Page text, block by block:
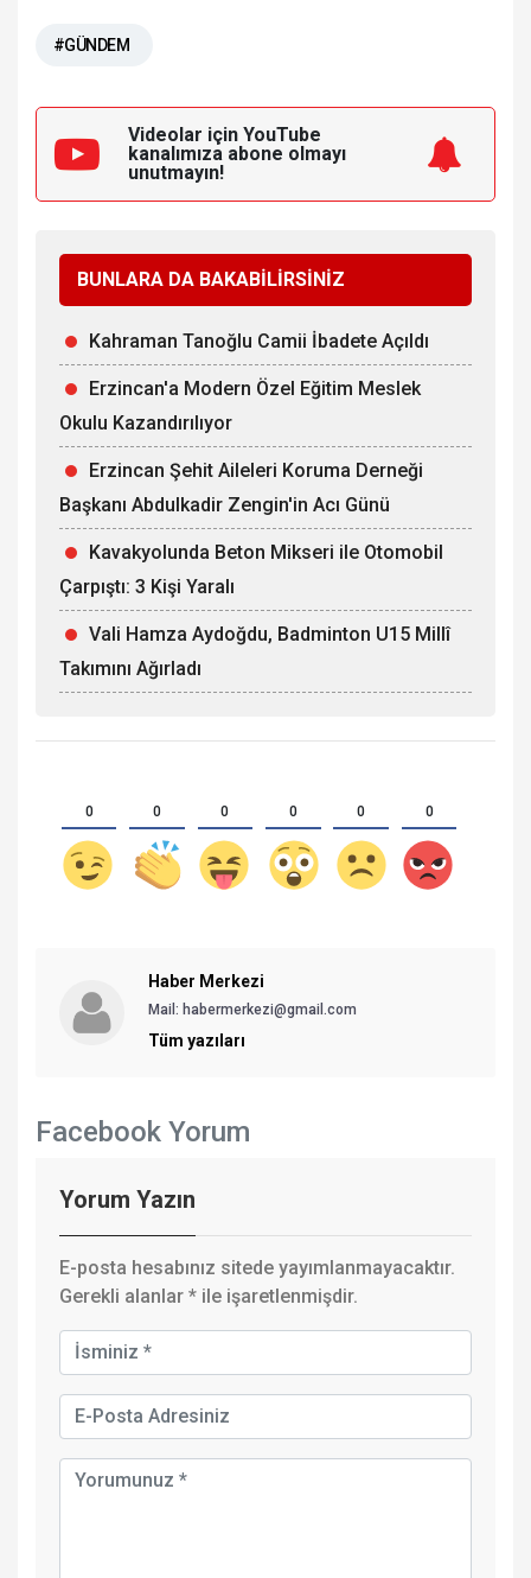
#GÜNDEM
Videolar için YouTube
kanalımıza abone olmayı
unutmayın!
BUNLARA DA BAKABİLİRSİNİZ
Kahraman Tanoğlu Camii İbadete Açıldı
Erzincan'a Modern Özel Eğitim Meslek
Okulu Kazandırılıyor
Erzincan Şehit Aileleri Koruma Derneği
Başkanı Abdulkadir Zengin'in Acı Günü
Kavakyolunda Beton Mikseri ile Otomobil
Çarpıştı: 3 Kişi Yaralı
Vali Hamza Aydoğdu, Badminton U15 Millî
Takımını Ağırladı
0 0 0 0 0 0
Haber Merkezi
Mail: habermerkezi@gmail.com
Tüm yazıları
Facebook Yorum
Yorum Yazın
E-posta hesabınız sitede yayımlanmayacaktır.
Gerekli alanlar * ile işaretlenmişdir.